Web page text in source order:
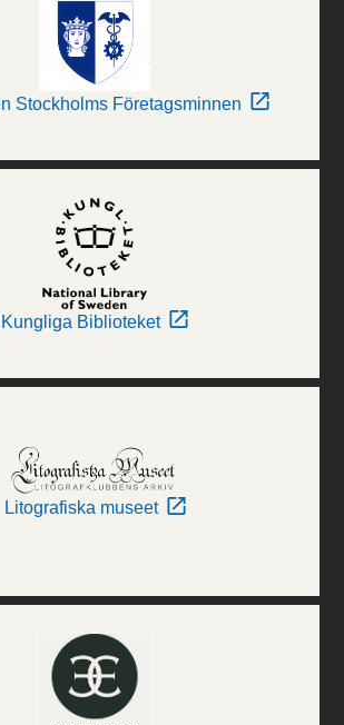
Stockholms Företagsminnen
Kungliga Biblioteket
Litografiska museet